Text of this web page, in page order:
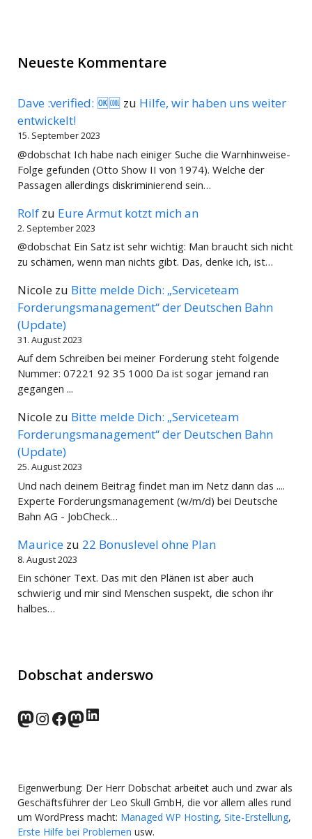
Neueste Kommentare
Dave :verified: 🆗🆒 zu Hilfe, wir haben uns weiter
entwickelt!
15. September 2023
@dobschat Ich habe nach einiger Suche die Warnhinweise-
Folge gefunden (Otto Show II von 1974). Welche der
Passagen allerdings diskriminierend sein…
Rolf zu Eure Armut kotzt mich an
2. September 2023
@dobschat Ein Satz ist sehr wichtig: Man braucht sich nicht
zu schämen, wenn man nichts gibt. Das, denke ich, ist…
Nicole zu Bitte melde Dich: „Serviceteam
Forderungsmanagement“ der Deutschen Bahn
(Update)
31. August 2023
Auf dem Schreiben bei meiner Forderung steht folgende
Nummer: 07221 92 35 1000 Da ist sogar jemand ran
gegangen ...
Nicole zu Bitte melde Dich: „Serviceteam
Forderungsmanagement“ der Deutschen Bahn
(Update)
25. August 2023
Und nach deinem Beitrag findet man im Netz dann das ....
Experte Forderungsmanagement (w/m/d) bei Deutsche
Bahn AG - JobCheck…
Maurice zu 22 Bonuslevel ohne Plan
8. August 2023
Ein schöner Text. Das mit den Plänen ist aber auch
schwierig und mir sind Menschen suspekt, die schon ihr
halbes…
Dobschat anderswo
norden.social
Instagram
Facebook
wp-punks.social
LinkedIn
Eigenwerbung: Der Herr Dobschat arbeitet auch und zwar als
Geschäftsführer der Leo Skull GmbH, die vor allem alles rund
um WordPress macht: Managed WP Hosting, Site-Erstellung,
Erste Hilfe bei Problemen usw.